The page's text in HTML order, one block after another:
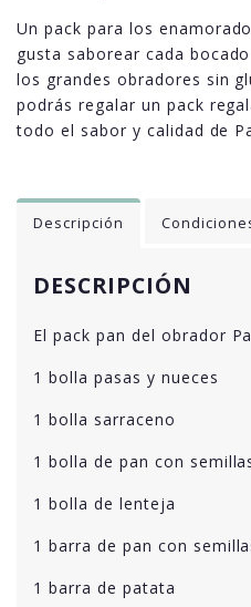
Un pack para los
gusta saborear cada
los grandes obradores sin
podrás regalar un pack
todo el sabor y calidad de
Descripción
DESCRIPCIÓN
El pack pan del obrador
1 bolla pasas y nueces
1 bolla sarraceno
1 bolla de pan con
1 bolla de lenteja
1 barra de pan con
1 barra de patata